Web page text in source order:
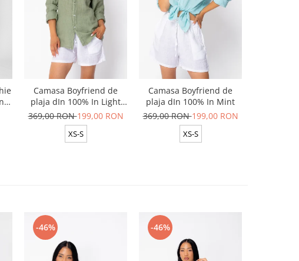
Camasa Boyfriend de
plaja dIn 100% In Light
Olive
369,00 RON199,00 RON
XS-S
Camasa Boyfriend de
plaja dIn 100% In Mint
369,00 RON199,00 RON
XS-S
-46% -46%